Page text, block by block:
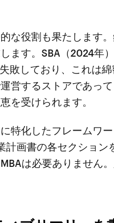
な役割も果たします
ます。SBA（2024年
敗しており、これは
営するストアであっ
を受けられます。
特化したフレームワ
画書の各セクション
は必要ありません